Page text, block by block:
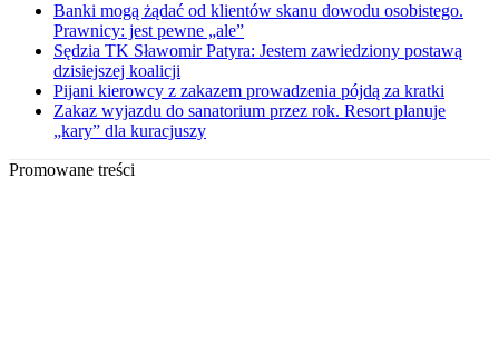
Banki mogą żądać od klientów skanu dowodu osobistego.
Prawnicy: jest pewne „ale”
Sędzia TK Sławomir Patyra: Jestem zawiedziony postawą
dzisiejszej koalicji
Pijani kierowcy z zakazem prowadzenia pójdą za kratki
Zakaz wyjazdu do sanatorium przez rok. Resort planuje
„kary” dla kuracjuszy
Promowane treści